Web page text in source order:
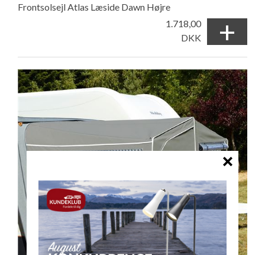
Frontsolsejl Atlas Læside Dawn Højre
1.718,00
DKK
+